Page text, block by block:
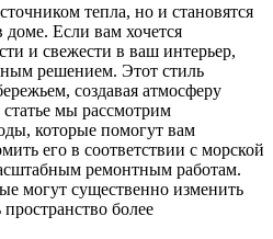
тепла, но и становятся
Если вам хочется
и свежести в ваш интерьер,
решением. Этот стиль
создавая атмосферу
мы рассмотрим
которые помогут вам
его в соответствии с морской
ремонтным работам.
могут существенно изменить
более